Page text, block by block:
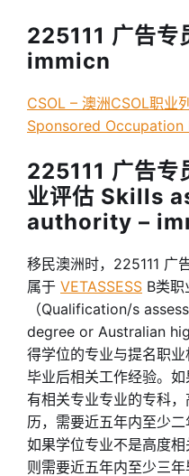
225111 广告专
immicn
CSOL – 澳洲CSOL职业
Sponsored Occupation
225111 广告专
业评估 Skills
authority –
移民澳洲时，225111
属于 VETASSESS B类
（Qualification/s
degree or Australian
得学位的专业与提名职
毕业后相关工作经验。
有相关专业专业的专科
历，需要近五年内至少二
如果学位专业不是高度相
则需要近五年内至少三